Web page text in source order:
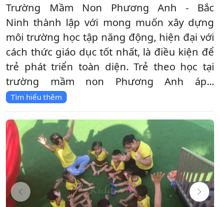
Trường Mầm Non Phương Anh - Bắc
Ninh thành lập với mong muốn xây dựng
môi trường học tập năng động, hiện đại với
cách thức giáo dục tốt nhất, là điều kiện để
trẻ phát triển toàn diện. Trẻ theo học tại
trường mầm non Phương Anh áp...
Tìm hiểu thêm